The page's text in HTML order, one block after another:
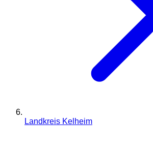
Landkreis Kelheim